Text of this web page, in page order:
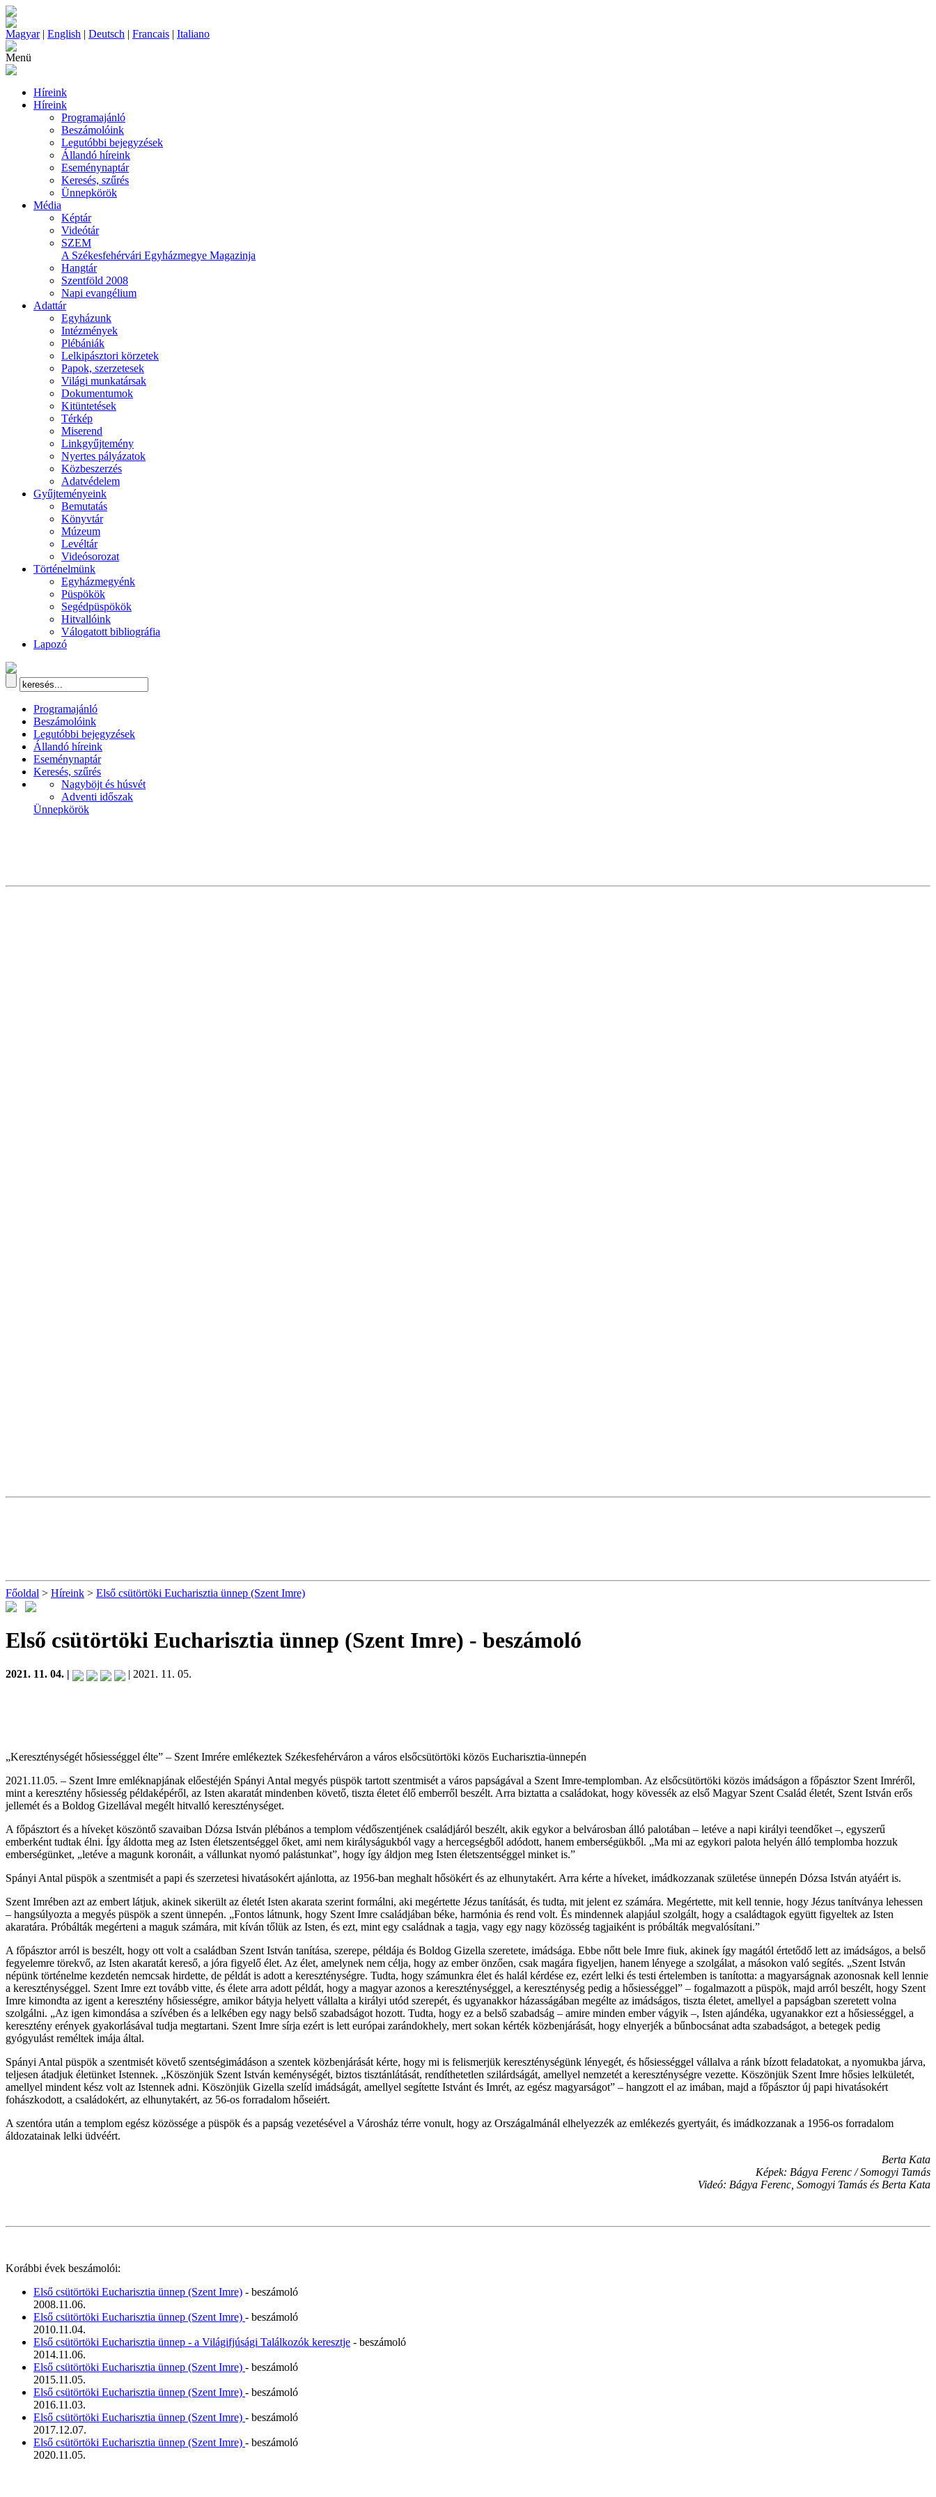
Magyar| English | Deutsch | Francais | Italiano
Menü
Híreink
Híreink
Programajánló
Beszámolóink
Legutóbbi bejegyzések
Állandó híreink
Eseménynaptár
Keresés, szűrés
Ünnepkörök
Média
Képtár
Videótár
SZEM
A Székesfehérvári Egyházmegye Magazinja
Hangtár
Szentföld 2008
Napi evangélium
Adattár
Egyházunk
Intézmények
Plébániák
Lelkipásztori körzetek
Papok, szerzetesek
Világi munkatársak
Dokumentumok
Kitüntetések
Térkép
Miserend
Linkgyűjtemény
Nyertes pályázatok
Közbeszerzés
Adatvédelem
Gyűjteményeink
Bemutatás
Könyvtár
Múzeum
Levéltár
Videósorozat
Történelmünk
Egyházmegyénk
Püspökök
Segédpüspökök
Hitvallóink
Válogatott bibliográfia
Lapozó
Programajánló
Beszámolóink
Legutóbbi bejegyzések
Állandó híreink
Eseménynaptár
Keresés, szűrés
Nagyböjt és húsvét
Adventi időszak
Ünnepkörök
Főoldal > Híreink > Első csütörtöki Eucharisztia ünnep (Szent Imre)
Első csütörtöki Eucharisztia ünnep (Szent Imre) - beszámoló
2021. 11. 04. | | 2021. 11. 05.
„Kereszténységét hősiességgel élte” – Szent Imrére emlékeztek Székesfehérváron a város elsőcsütörtöki közös Eucharisztia-ünnepén
2021.11.05. – Szent Imre emléknapjának előestéjén Spányi Antal megyés püspök tartott szentmisét a város papságával a Szent Imre-templomban. Az elsőcsütörtöki közös imádságon a főpásztor Szent Imréről,
mint a keresztény hősiesség példaképéről, az Isten akaratát mindenben követő, tiszta életet élő emberről beszélt. Arra biztatta a családokat, hogy kövessék az első Magyar Szent Család életét, Szent István erős
jellemét és a Boldog Gizellával megélt hitvalló kereszténységet.
A főpásztort és a híveket köszöntő szavaiban Dózsa István plébános a templom védőszentjének családjáról beszélt, akik egykor a belvárosban álló palotában – letéve a napi királyi teendőket –, egyszerű
emberként tudtak élni. Így áldotta meg az Isten életszentséggel őket, ami nem királyságukból vagy a hercegségből adódott, hanem emberségükből. „Ma mi az egykori palota helyén álló templomba hozzuk
emberségünket, „letéve a magunk koronáit, a vállunkat nyomó palástunkat”, hogy így áldjon meg Isten életszentséggel minket is.”
Spányi Antal püspök a szentmisét a papi és szerzetesi hivatásokért ajánlotta, az 1956-ban meghalt hősökért és az elhunytakért. Arra kérte a híveket, imádkozzanak születése ünnepén Dózsa István atyáért is.
Szent Imrében azt az embert látjuk, akinek sikerült az életét Isten akarata szerint formálni, aki megértette Jézus tanítását, és tudta, mit jelent ez számára. Megértette, mit kell tennie, hogy Jézus tanítványa lehessen
– hangsúlyozta a megyés püspök a szent ünnepén. „Fontos látnunk, hogy Szent Imre családjában béke, harmónia és rend volt. És mindennek alapjául szolgált, hogy a családtagok együtt figyeltek az Isten
akaratára. Próbálták megérteni a maguk számára, mit kíván tőlük az Isten, és ezt, mint egy családnak a tagja, vagy egy nagy közösség tagjaiként is próbálták megvalósítani.”
A főpásztor arról is beszélt, hogy ott volt a családban Szent István tanítása, szerepe, példája és Boldog Gizella szeretete, imádsága. Ebbe nőtt bele Imre fiuk, akinek így magától értetődő lett az imádságos, a belső
fegyelemre törekvő, az Isten akaratát kereső, a jóra figyelő élet. Az élet, amelynek nem célja, hogy az ember önzően, csak magára figyeljen, hanem lényege a szolgálat, a másokon való segítés. „Szent István
népünk történelme kezdetén nemcsak hirdette, de példát is adott a kereszténységre. Tudta, hogy számunkra élet és halál kérdése ez, ezért lelki és testi értelemben is tanította: a magyarságnak azonosnak kell lennie
a kereszténységgel. Szent Imre ezt tovább vitte, és élete arra adott példát, hogy a magyar azonos a kereszténységgel, a kereszténység pedig a hősiességgel” – fogalmazott a püspök, majd arról beszélt, hogy Szent
Imre kimondta az igent a keresztény hősiességre, amikor bátyja helyett vállalta a királyi utód szerepét, és ugyanakkor házasságában megélte az imádságos, tiszta életet, amellyel a papságban szeretett volna
szolgálni. „Az igen kimondása a szívében és a lelkében egy nagy belső szabadságot hozott. Tudta, hogy ez a belső szabadság – amire minden ember vágyik –, Isten ajándéka, ugyanakkor ezt a hősiességgel, a
keresztény erények gyakorlásával tudja megtartani. Szent Imre sírja ezért is lett európai zarándokhely, mert sokan kérték közbenjárását, hogy elnyerjék a bűnbocsánat adta szabadságot, a betegek pedig
gyógyulást reméltek imája által.
Spányi Antal püspök a szentmisét követő szentségimádáson a szentek közbenjárását kérte, hogy mi is felismerjük kereszténységünk lényegét, és hősiességgel vállalva a ránk bízott feladatokat, a nyomukba járva,
teljesen átadjuk életünket Istennek. „Köszönjük Szent István keménységét, biztos tisztánlátását, rendíthetetlen szilárdságát, amellyel nemzetét a kereszténységre vezette. Köszönjük Szent Imre hősies lelkületét,
amellyel mindent kész volt az Istennek adni. Köszönjük Gizella szelíd imádságát, amellyel segítette Istvánt és Imrét, az egész magyarságot” – hangzott el az imában, majd a főpásztor új papi hivatásokért
fohászkodott, a családokért, az elhunytakért, az 56-os forradalom hőseiért.
A szentóra után a templom egész közössége a püspök és a papság vezetésével a Városház térre vonult, hogy az Országalmánál elhelyezzék az emlékezés gyertyáit, és imádkozzanak a 1956-os forradalom
áldozatainak lelki üdvéért.
Berta Kata
Képek: Bágya Ferenc / Somogyi Tamás
Videó: Bágya Ferenc, Somogyi Tamás és Berta Kata
Korábbi évek beszámolói:
Első csütörtöki Eucharisztia ünnep (Szent Imre) - beszámoló
2008.11.06.
Első csütörtöki Eucharisztia ünnep (Szent Imre) - beszámoló
2010.11.04.
Első csütörtöki Eucharisztia ünnep - a Világifjúsági Találkozók keresztje - beszámoló
2014.11.06.
Első csütörtöki Eucharisztia ünnep (Szent Imre) - beszámoló
2015.11.05.
Első csütörtöki Eucharisztia ünnep (Szent Imre) - beszámoló
2016.11.03.
Első csütörtöki Eucharisztia ünnep (Szent Imre) - beszámoló
2017.12.07.
Első csütörtöki Eucharisztia ünnep (Szent Imre) - beszámoló
2020.11.05.